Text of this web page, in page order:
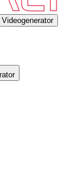
Videogenerator